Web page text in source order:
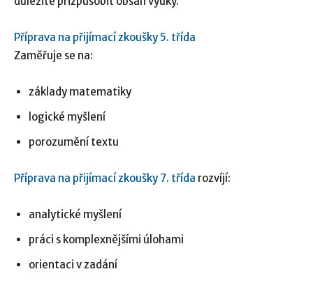
Příprava na přijímací zkoušky 5. třída
Zaměřuje se na:
základy matematiky
logické myšlení
porozumění textu
Příprava na přijímací zkoušky 7. třída rozvíjí:
analytické myšlení
práci s komplexnějšími úlohami
orientaci v zadání